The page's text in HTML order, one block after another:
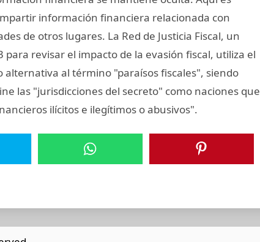
información financiera relacionada con
de otros lugares. La Red de Justicia Fiscal, un
revisar el impacto de la evasión fiscal, utiliza el
al término "paraísos fiscales", siendo
las "jurisdicciones del secreto" como naciones que
ilícitos e ilegítimos o abusivos".